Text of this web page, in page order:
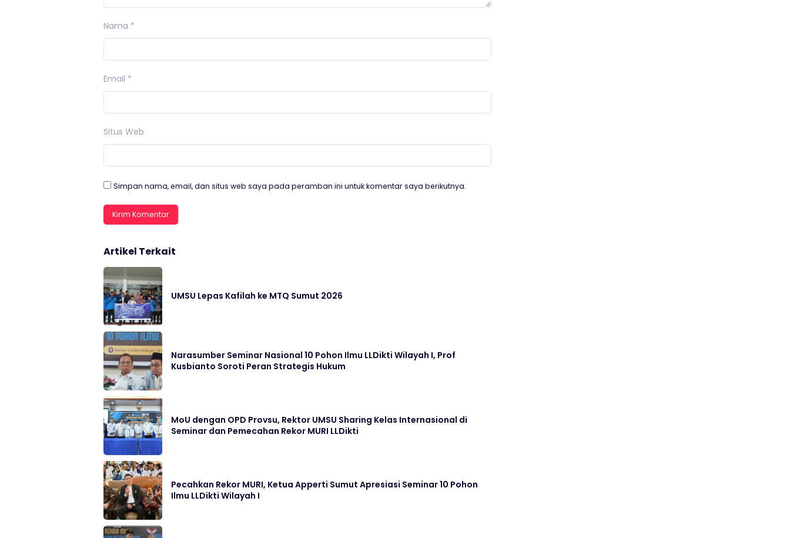
Nama *
Email *
Situs Web
Simpan nama, email, dan situs web saya pada peramban ini untuk komentar saya berikutnya.
Artikel Terkait
UMSU Lepas Kafilah ke MTQ Sumut 2026
Narasumber Seminar Nasional 10 Pohon Ilmu LLDikti Wilayah I, Prof
Kusbianto Soroti Peran Strategis Hukum
MoU dengan OPD Provsu, Rektor UMSU Sharing Kelas Internasional di
Seminar dan Pemecahan Rekor MURI LLDikti
Pecahkan Rekor MURI, Ketua Apperti Sumut Apresiasi Seminar 10 Pohon
Ilmu LLDikti Wilayah I